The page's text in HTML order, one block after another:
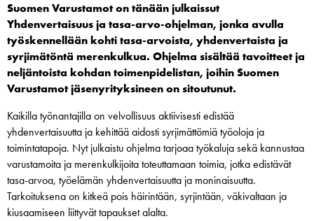
Suomen Varustamot on tänään julkaissut
Yhdenvertaisuus ja tasa-arvo-ohjelman, jonka avulla
työskennellään kohti tasa-arvoista, yhdenvertaista ja
syrjimätöntä merenkulkua. Ohjelma sisältää tavoitteet ja
neljäntoista kohdan toimenpidelistan, joihin Suomen
Varustamot jäsenyrityksineen on sitoutunut.
Kaikilla työnantajilla on velvollisuus aktiivisesti edistää
yhdenvertaisuutta ja kehittää aidosti syrjimättömiä työoloja ja
toimintatapoja. Nyt julkaistu ohjelma tarjoaa työkaluja sekä kannustaa
varustamoita ja merenkulkijoita toteuttamaan toimia, jotka edistävät
tasa-arvoa, työelämän yhdenvertaisuutta ja moninaisuutta.
Tarkoituksena on kitkeä pois häirintään, syrjintään, väkivaltaan ja
kiusaamiseen liittyvät tapaukset alalta.